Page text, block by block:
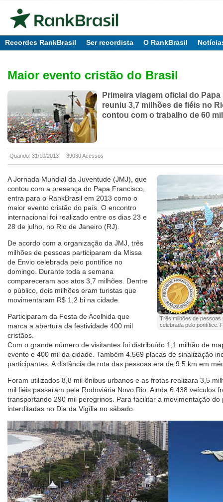
Recordes RankBrasil Ser recordista O RankBrasil
Maior evento cristão do Brasil
Primeira viagem oficial do
reuniu 3,7 milhões de fiéis no
contou com o trabalho de 60
Quando: 31/10/2013 39030 Acessos
Três milhões de pessoas
celebrada pelo pontífice.
A Jornada Mundial da Juventude (JMJ), que
contou com a presença do Papa Francisco,
entra para o RankBrasil em 2013 como o
maior evento cristão do país. O encontro
internacional foi realizado entre os dias 23 e
28 de julho, no Rio de Janeiro (RJ).
De acordo com a organização da JMJ, três
milhões de pessoas participaram da Missa
de Envio celebrada pelo pontífice no
domingo. Durante toda a semana
compareceram aos atos 3,7 milhões. Dentre
o público, dois milhões eram turistas que
movimentaram R$ 1,2 bi na cidade.
Participaram da Festa de Acolhida que
marca a abertura da festividade 400 mil
cristãos.
Com o grande número de visitantes foi distribuído 1,1 milhão de
evento e 400 mil da cidade. Também 4.569 placas de sinalização
participantes. A distância de rota das pessoas era de 9,5 km em
Foram utilizados 8,8 mil ônibus urbanos e as frotas realizara 3,5
mil fiéis passaram pela Rodoviária Novo Rio. Ainda 6.438 veículos
transportando 290 mil peregrinos. Para facilitar a movimentação
interditadas no Dia da Vigília no sábado.